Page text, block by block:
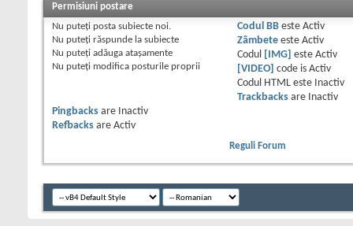
Permisiuni postare
Nu puteţi posta subiecte noi.
Nu puteţi răspunde la subiecte
Nu puteţi adăuga ataşamente
Nu puteţi modifica posturile proprii
Codul BBeste Activ
Zâmbeteeste Activ
Codul
[IMG] este Activ
[VIDEO] code is Activ
Codul HTML este
Inactiv
Trackbacksare
Inactiv
Pingbacks are
Inactiv
Refbacks are Activ
Reguli Forum